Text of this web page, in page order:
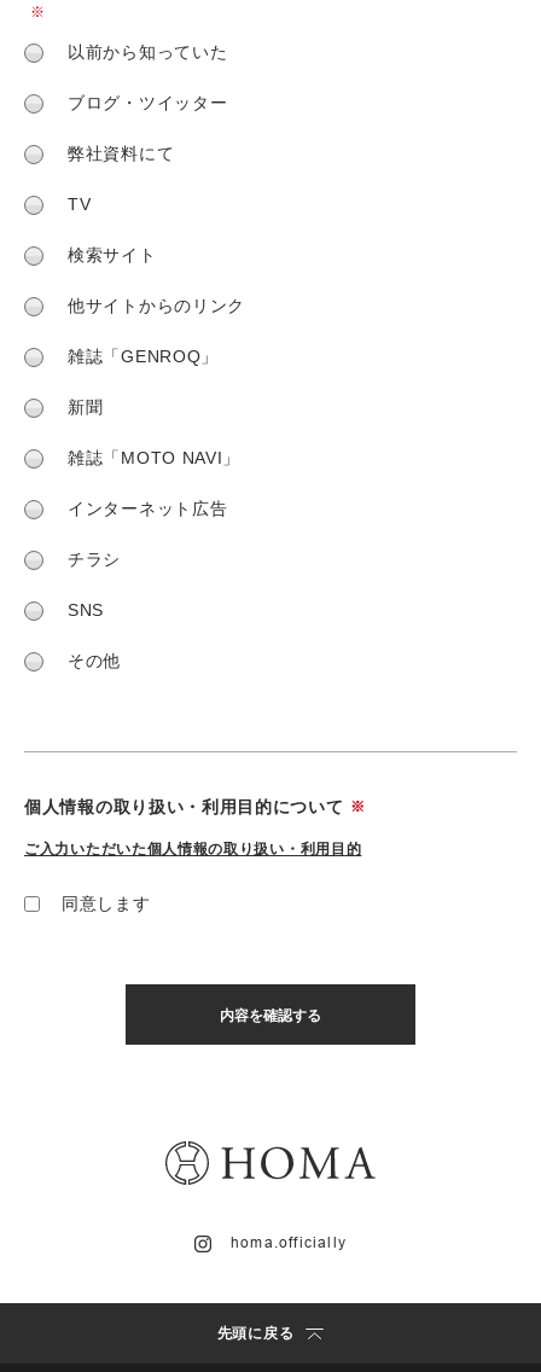
※
以前から知っていた
ブログ・ツイッター
弊社資料にて
TV
検索サイト
他サイトからのリンク
雑誌「GENROQ」
新聞
雑誌「MOTO NAVI」
インターネット広告
チラシ
SNS
その他
個人情報の取り扱い・利用目的について ※
ご入力いただいた個人情報の取り扱い・利用目的
同意します
homa.officially
先頭に戻る